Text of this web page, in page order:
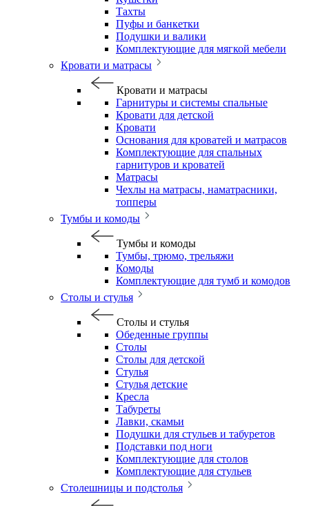
Тахты
Пуфы и банкетки
Подушки и валики
Комплектующие для мягкой мебели
Кровати и матрасы
Кровати и матрасы
Гарнитуры и системы спальные
Кровати для детской
Кровати
Основания для кроватей и матрасов
Комплектующие для спальных
гарнитуров и кроватей
Матрасы
Чехлы на матрасы, наматрасники,
топперы
Тумбы и комоды
Тумбы и комоды
Тумбы, трюмо, трельяжи
Комоды
Комплектующие для тумб и комодов
Столы и стулья
Столы и стулья
Обеденные группы
Столы
Столы для детской
Стулья
Стулья детские
Кресла
Табуреты
Лавки, скамьи
Подушки для стульев и табуретов
Подставки под ноги
Комплектующие для столов
Комплектующие для стульев
Столешницы и подстолья